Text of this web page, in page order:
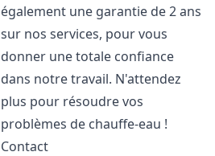
également une garantie de 2 ans
sur nos services, pour vous
donner une totale confiance
dans notre travail. N'attendez
plus pour résoudre vos
problèmes de chauffe-eau !
Contact